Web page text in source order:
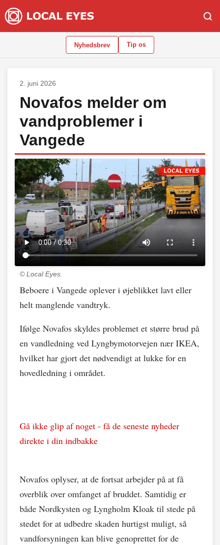
Nyhedsbrev Tip os
2. juni 2026
Novafos melder om
vandproblemer i
Vangede
© Local Eyes.
Beboere i Vangede oplever i øjeblikket lavt eller
helt manglende vandtryk.
Ifølge Novafos skyldes problemet et større brud på
en vandledning ved Lyngbymotorvejen nær IKEA,
hvilket har gjort det nødvendigt at lukke for en
hovedledning i området.
Gå ikke glip af noget - få de seneste nyheder
direkte i din indbakke
Novafos oplyser, at de fortsat arbejder på at få
overblik over omfanget af bruddet. Samtidig er
både Nordkysten og Lyngholm Kloak til stede på
stedet for at udbedre skaden hurtigst muligt, så
vandforsyningen kan blive genoprettet for de